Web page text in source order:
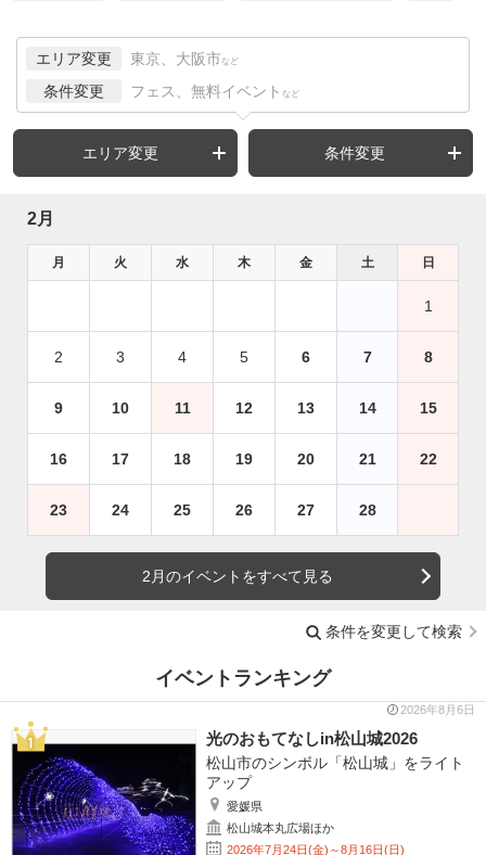
エリア変更 東京、大阪市 など
条件変更 フェス、無料イベント など
エリア変更 条件変更
2月
月 火 水 木 金 土 日
1
2 3 4 5 6 7 8
9 10 11 12 13 14 15
16 17 18 19 20 21 22
23 24 25 26 27 28
2月のイベントをすべて見る
条件を変更して検索
イベントランキング
2026年8月6日
光のおもてなしin松山城2026
松山市のシンボル「松山城」をライト
アップ
愛媛県
松山城本丸広場ほか
2026年7月24日(金)～8月16日(日)